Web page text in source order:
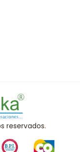
reservados.